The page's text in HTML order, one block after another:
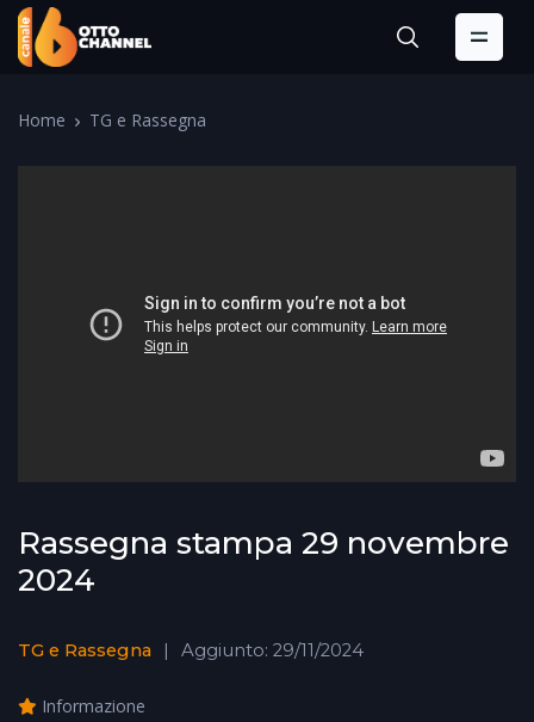
Home TG e Rassegna
Rassegna stampa 29 novembre
2024
TG e Rassegna Aggiunto: 29/11/2024
Informazione